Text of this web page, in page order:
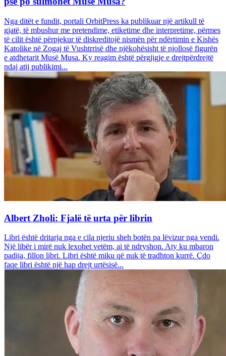
Nga ditët e fundit, portali OrbitPress ka publikuar një artikull të
gjatë, të mbushur me pretendime, etiketime dhe interpretime, përmes
të cilit është përpjekur të diskreditojë nismën për ndërtimin e Kishës
Katolike në Zogaj të Vushtrrisë dhe njëkohësisht të njollosë figurën
e atdhetarit Musë Musa. Ky reagim është përgjigje e drejtpërdrejtë
ndaj atij publikimi...
Albert Zholi: Fjalë të urta për librin
Libri është dritarja nga e cila njeriu sheh botën pa lëvizur nga vendi.
Një libër i mirë nuk lexohet vetëm, ai të ndryshon. Aty ku mbaron
padija, fillon libri. Libri është miku që nuk të tradhton kurrë. Çdo
faqe libri është një hap drejt urtësisë...